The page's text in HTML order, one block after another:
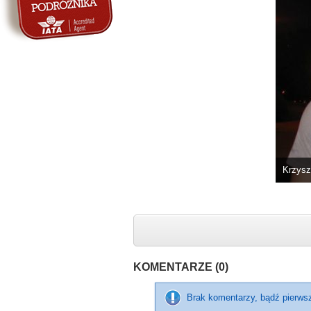
KOMENTARZE (0)
Brak komentarzy, bądź